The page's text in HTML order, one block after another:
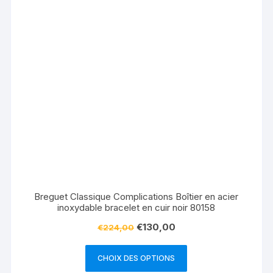
Breguet Classique Complications Boîtier en acier
inoxydable bracelet en cuir noir 80158
€224,00 €130,00
CHOIX DES OPTIONS